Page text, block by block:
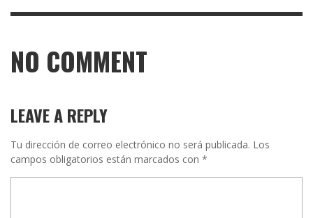
NO COMMENT
LEAVE A REPLY
Tu dirección de correo electrónico no será publicada. Los
campos obligatorios están marcados con *